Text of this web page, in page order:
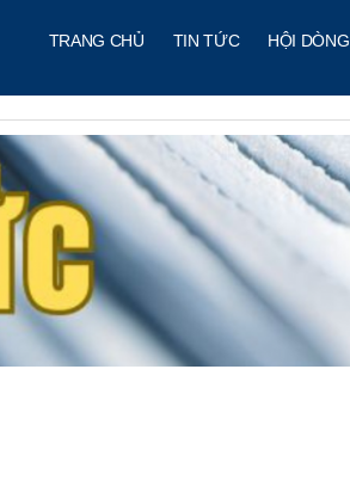
TRANG CHỦ TIN TỨC HỘI DÒNG